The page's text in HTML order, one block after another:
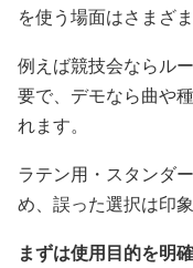
を使う場面はさまざま
例えば競技会ならル
要で、デモなら曲や
れます。
ラテン用・スタンダ
め、誤った選択は印
まずは使用目的を明確